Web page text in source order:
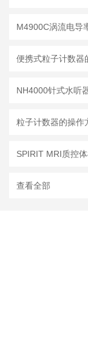
便携式粒子计数器
粒子计数器的操作
查看全部